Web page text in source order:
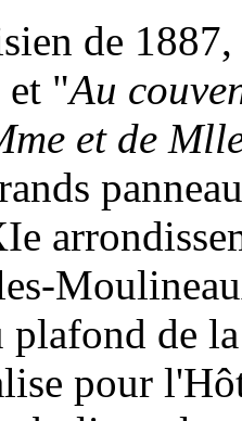
de
et "Au
et de
plafond de
pour